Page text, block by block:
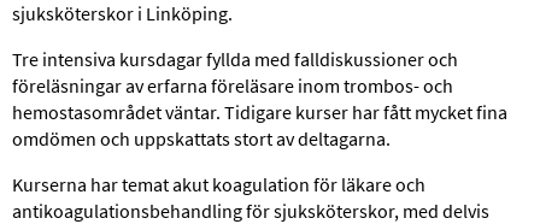
sjuksköterskor i Linköping.
Tre intensiva kursdagar fyllda med falldiskussioner och
föreläsningar av erfarna föreläsare inom trombos- och
hemostasområdet väntar. Tidigare kurser har fått mycket fina
omdömen och uppskattats stort av deltagarna.
Kurserna har temat akut koagulation för läkare och
antikoagulationsbehandling för sjuksköterskor, med delvis